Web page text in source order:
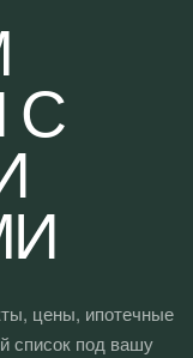
С
цены, ипотечные
список под вашу